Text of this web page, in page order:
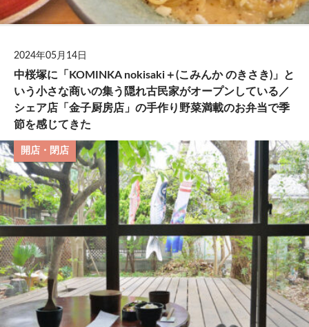
2024年05月14日
中桜塚に「KOMINKA nokisaki＋(こみんか のきさき)」と
いう小さな商いの集う隠れ古民家がオープンしている／
シェア店「金子厨房店」の手作り野菜満載のお弁当で季
節を感じてきた
開店・閉店